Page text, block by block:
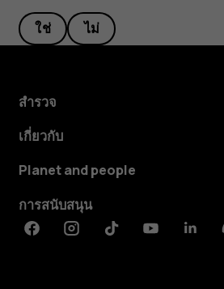
ใช่ ไม่
สำรวจ
เกี่ยวกับ
Planet and people
การสนับสนุน
FacebookInstagramTiktokYoutube